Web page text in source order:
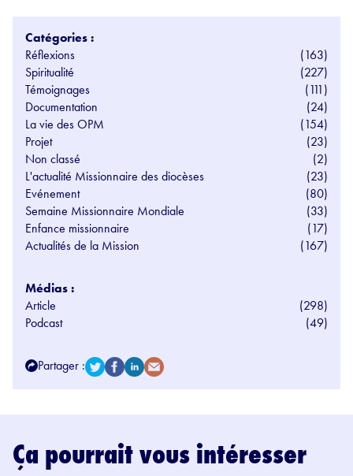
Catégories :
Réflexions
(163)
Spiritualité
(227)
Témoignages
(111)
Documentation
(24)
La vie des OPM
(154)
Projet
(23)
Non classé
(2)
L'actualité Missionnaire des diocèses
(23)
Evénement
(80)
Semaine Missionnaire Mondiale
(33)
Enfance missionnaire
(17)
Actualités de la Mission
(167)
Médias :
Article
(298)
Podcast
(49)
Partager :
Ça pourrait vous intéresser